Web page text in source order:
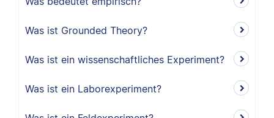
Was ist Grounded Theory?
Was ist ein wissenschaftliches Experiment?
Was ist ein Laborexperiment?